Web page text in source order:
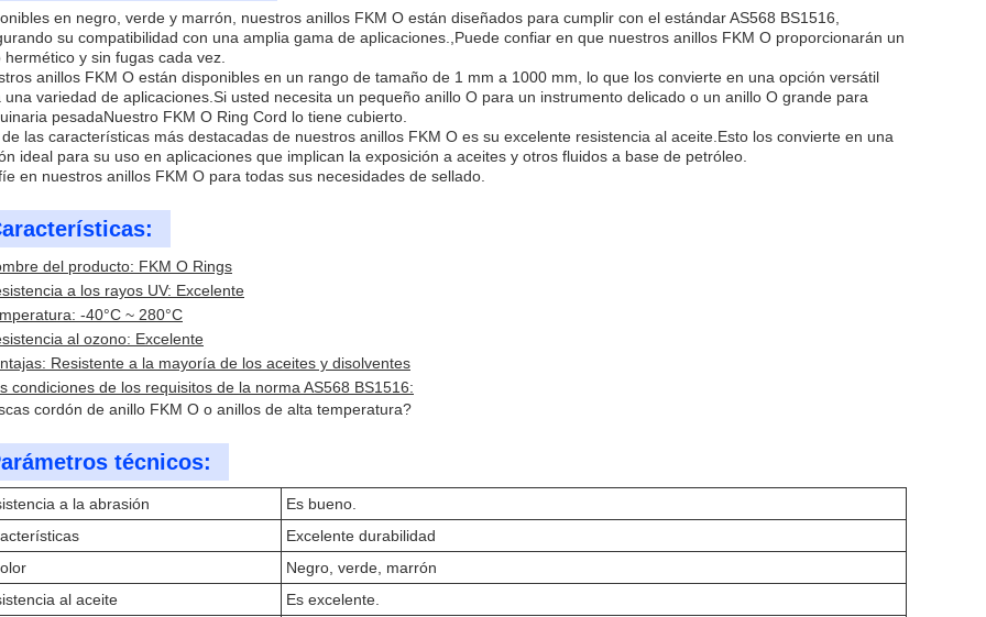
en negro, verde y marrón, nuestros anillos FKM O están diseñados para cumplir con el estándar AS568 BS1516,
su compatibilidad con una amplia gama de aplicaciones.,Puede confiar en que nuestros anillos FKM O proporcionarán un
hermético y sin fugas cada vez.
anillos FKM O están disponibles en un rango de tamaño de 1 mm a 1000 mm, lo que los convierte en una opción versátil
una variedad de aplicaciones.Si usted necesita un pequeño anillo O para un instrumento delicado o un anillo O grande para
pesadaNuestro FKM O Ring Cord lo tiene cubierto.
de las características más destacadas de nuestros anillos FKM O es su excelente resistencia al aceite.Esto los convierte en una
ideal para su uso en aplicaciones que implican la exposición a aceites y otros fluidos a base de petróleo.
en nuestros anillos FKM O para todas sus necesidades de sellado.
del producto: FKM O Rings
a los rayos UV: Excelente
-40°C ~ 280°C
al ozono: Excelente
Resistente a la mayoría de los aceites y disolventes
condiciones de los requisitos de la norma AS568 BS1516:
cordón de anillo FKM O o anillos de alta temperatura?
técnicos:
a la abrasión
Es bueno.
Excelente durabilidad
Negro, verde, marrón
al aceite
Es excelente.